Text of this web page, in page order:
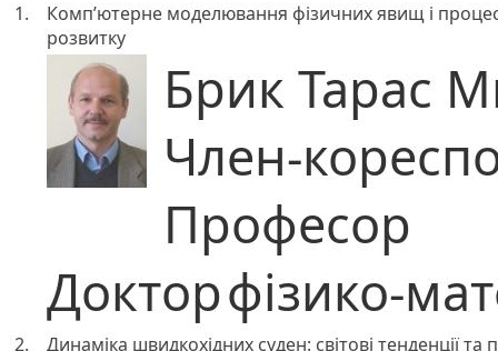
1.
Комп’ютерне моделювання фізичних явищ і
розвитку
Брик Тарас
Член-
Професор
Докторфізико-
2. Динаміка швидкохідних суден: світові тенденції та